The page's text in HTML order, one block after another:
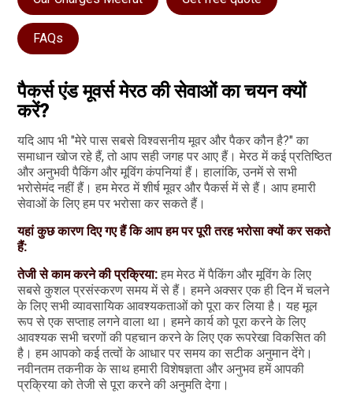
FAQs
पैकर्स एंड मूवर्स मेरठ की सेवाओं का चयन क्यों
करें?
यदि आप भी "मेरे पास सबसे विश्वसनीय मूवर और पैकर कौन है?" का
समाधान खोज रहे हैं, तो आप सही जगह पर आए हैं। मेरठ में कई प्रतिष्ठित
और अनुभवी पैकिंग और मूविंग कंपनियां हैं। हालांकि, उनमें से सभी
भरोसेमंद नहीं हैं। हम मेरठ में शीर्ष मूवर और पैकर्स में से हैं। आप हमारी
सेवाओं के लिए हम पर भरोसा कर सकते हैं।
यहां कुछ कारण दिए गए हैं कि आप हम पर पूरी तरह भरोसा क्यों कर सकते
हैं:
तेजी से काम करने की प्रक्रिया: हम मेरठ में पैकिंग और मूविंग के लिए
सबसे कुशल प्रसंस्करण समय में से हैं। हमने अक्सर एक ही दिन में चलने
के लिए सभी व्यावसायिक आवश्यकताओं को पूरा कर लिया है। यह मूल
रूप से एक सप्ताह लगने वाला था। हमने कार्य को पूरा करने के लिए
आवश्यक सभी चरणों की पहचान करने के लिए एक रूपरेखा विकसित की
है। हम आपको कई तत्वों के आधार पर समय का सटीक अनुमान देंगे।
नवीनतम तकनीक के साथ हमारी विशेषज्ञता और अनुभव हमें आपकी
प्रक्रिया को तेजी से पूरा करने की अनुमति देगा।